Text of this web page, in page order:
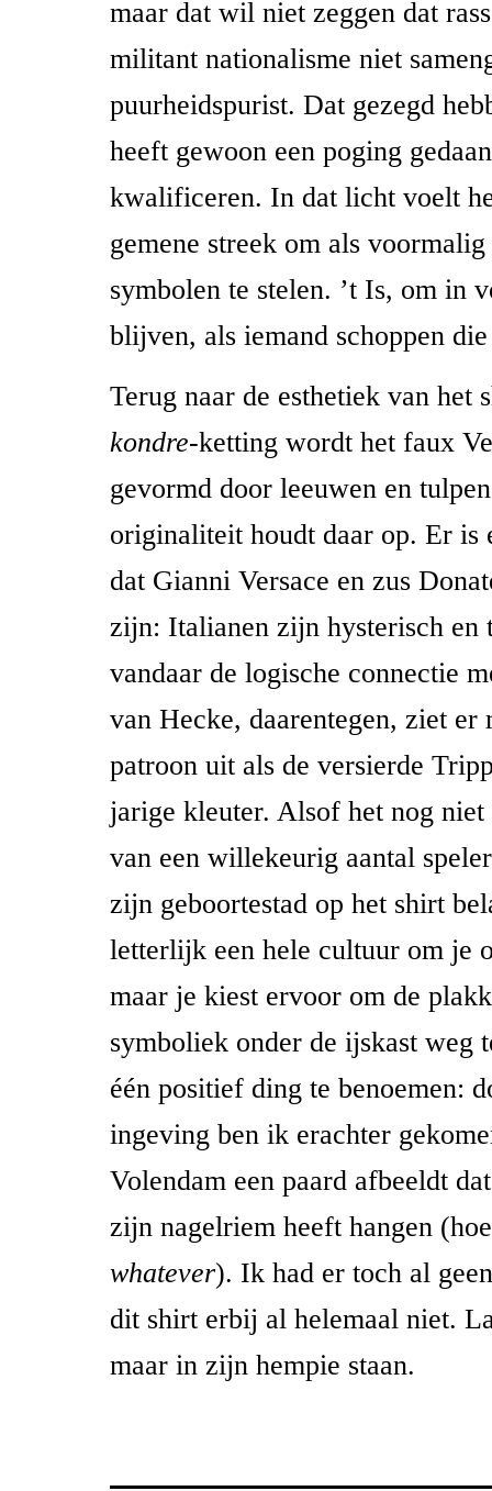
maar dat wil niet zeggen dat
militant nationalisme niet
puurheidspurist. Dat gezegd
heeft gewoon een poging
kwalificeren. In dat licht voelt
gemene streek om als
symbolen te stelen. ’t Is, om in
blijven, als iemand schoppen
Terug naar de esthetiek van het
kondre-ketting wordt het faux
gevormd door leeuwen en
originaliteit houdt daar op. Er is
dat Gianni Versace en zus
zijn: Italianen zijn hysterisch en
vandaar de logische connectie
van Hecke, daarentegen, ziet er
patroon uit als de versierde
jarige kleuter. Alsof het nog niet
van een willekeurig aantal
zijn geboortestad op het shirt
letterlijk een hele cultuur om je
maar je kiest ervoor om de
symboliek onder de ijskast weg
één positief ding te benoemen:
ingeving ben ik erachter
Volendam een paard afbeeldt
zijn nagelriem heeft hangen
whatever). Ik had er toch al
dit shirt erbij al helemaal niet.
maar in zijn hempie staan.